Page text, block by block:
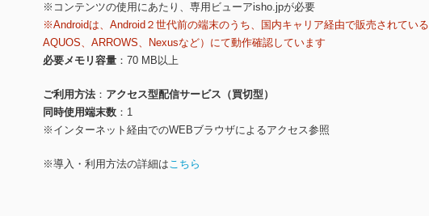
※コンテンツの使用にあたり、専用ビューアisho.jpが必要
※Androidは、Android２世代前の端末のうち、国内キャリア経由で販売されている
AQUOS、ARROWS、Nexusなど）にて動作確認しています
必要メモリ容量
70 MB以上
ご利用方法
アクセス型配信サービス（買切型）
同時使用端末数
1
※インターネット経由でのWEBブラウザによるアクセス参照
※導入・利用方法の詳細はこちら